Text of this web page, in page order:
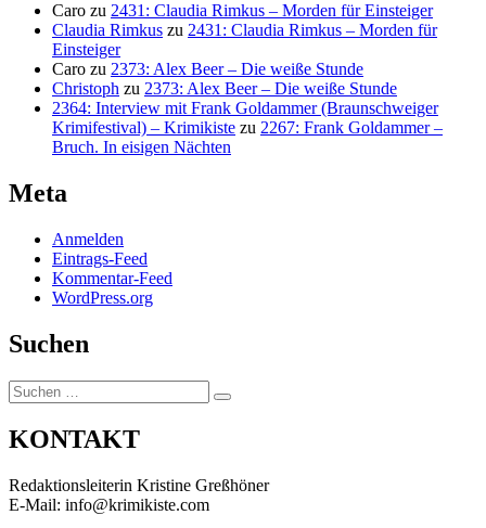
Caro zu 2431: Claudia Rimkus – Morden für Einsteiger
Claudia Rimkus zu 2431: Claudia Rimkus – Morden für
Einsteiger
Caro zu 2373: Alex Beer – Die weiße Stunde
Christoph zu 2373: Alex Beer – Die weiße Stunde
2364: Interview mit Frank Goldammer (Braunschweiger
Krimifestival) – Krimikiste zu 2267: Frank Goldammer –
Bruch. In eisigen Nächten
Meta
Anmelden
Eintrags-Feed
Kommentar-Feed
WordPress.org
Suchen
Suchen
nach:
Suchen
KONTAKT
Redaktionsleiterin Kristine Greßhöner
E-Mail: info@krimikiste.com